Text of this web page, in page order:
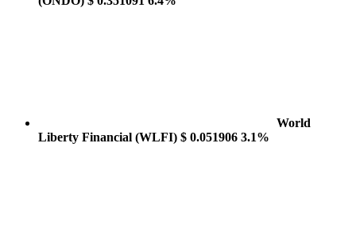
World
Liberty Financial (WLFI) $ 0.051906 3.1%